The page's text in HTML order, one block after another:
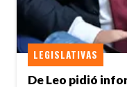
De Leo pidió
LEGISLATIVAS